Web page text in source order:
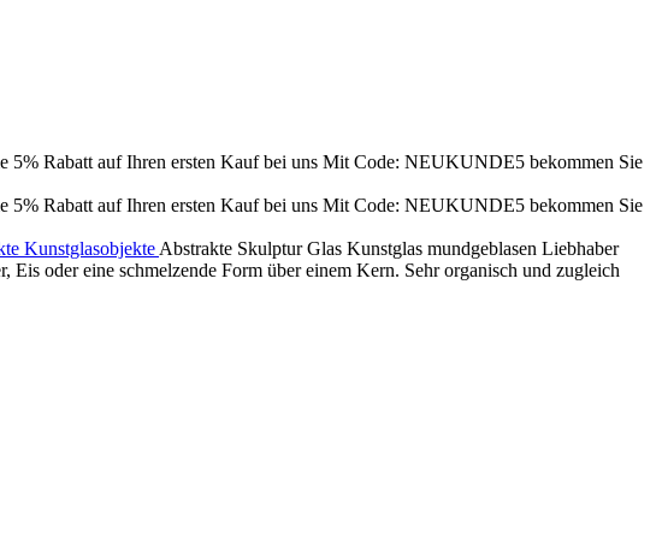
Rabatt auf Ihren ersten Kauf bei uns Mit Code: NEUKUNDE5 bekommen Sie
Rabatt auf Ihren ersten Kauf bei uns Mit Code: NEUKUNDE5 bekommen Sie
Kunstglasobjekte Abstrakte Skulptur Glas Kunstglas mundgeblasen Liebhaber
oder eine schmelzende Form über einem Kern. Sehr organisch und zugleich